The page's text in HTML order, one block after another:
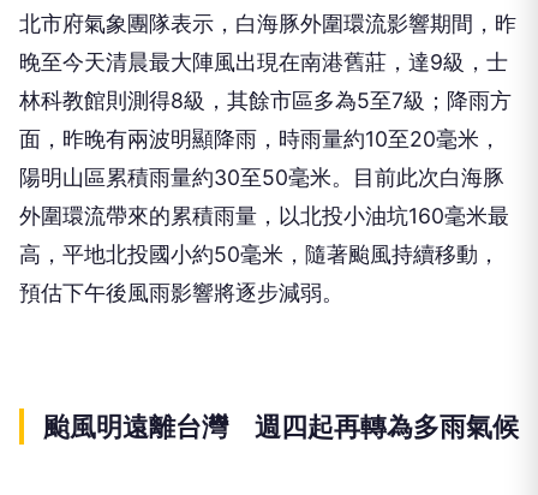
北市府氣象團隊表示，白海豚外圍環流影響期間，昨
晚至今天清晨最大陣風出現在南港舊莊，達9級，士
林科教館則測得8級，其餘市區多為5至7級；降雨方
面，昨晚有兩波明顯降雨，時雨量約10至20毫米，
陽明山區累積雨量約30至50毫米。目前此次白海豚
外圍環流帶來的累積雨量，以北投小油坑160毫米最
高，平地北投國小約50毫米，隨著颱風持續移動，
預估下午後風雨影響將逐步減弱。
颱風明遠離台灣 週四起再轉為多雨氣候